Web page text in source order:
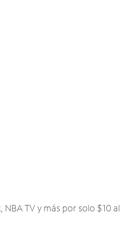
TV y más por solo $10 al